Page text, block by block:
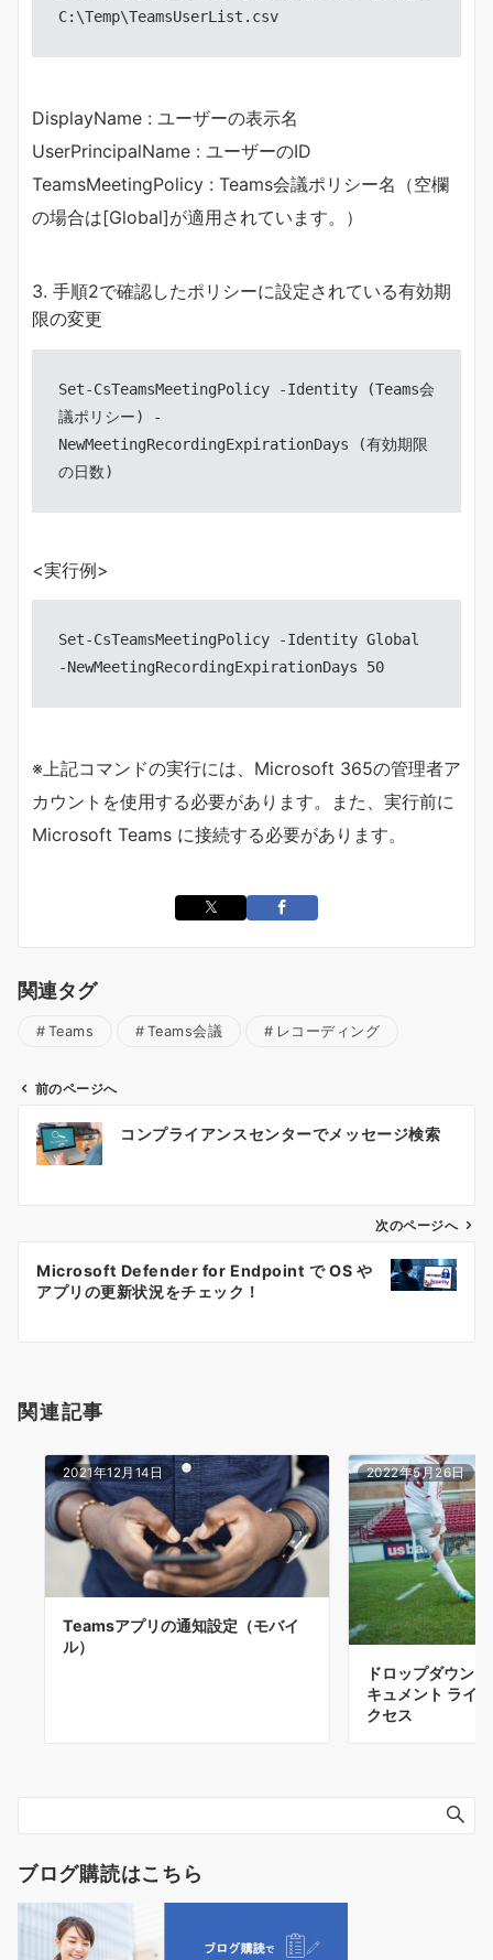
C:\Temp\TeamsUserList.csv
DisplayName : ユーザーの表示名
UserPrincipalName : ユーザーのID
TeamsMeetingPolicy : Teams会議ポリシー名（空欄
の場合は[Global]が適用されています。）
3. 手順2で確認したポリシーに設定されている有効期
限の変更
Set-CsTeamsMeetingPolicy -Identity (Teams会
議ポリシー) -
NewMeetingRecordingExpirationDays (有効期限
<実行例>
Set-CsTeamsMeetingPolicy -Identity Global
※上記コマンドの実行には、Microsoft 365の管理者ア
カウントを使用する必要があります。また、実行前に
Microsoft Teams に接続する必要があります。
関連タグ
Teams Teams会議 レコーディング
ン
前のページへ
コンプライアンスセンターでメッセージ検索
次のページへ
Microsoft Defender for Endpoint で OS や
アプリの更新状況をチェック！
関連記事
2021年12月14日
Teamsアプリの通知設定（モバイ
ル）
2022年5月26日
ドロップダウン
キュメント ライ
クセス
ブログ購読はこちら